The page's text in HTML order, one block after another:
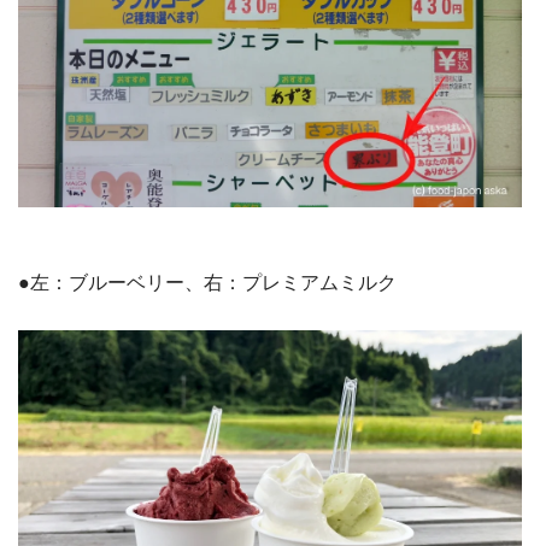
●左：ブルーベリー、右：プレミアムミルク